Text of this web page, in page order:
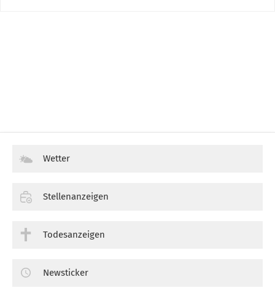
Wetter
Stellenanzeigen
Todesanzeigen
Newsticker